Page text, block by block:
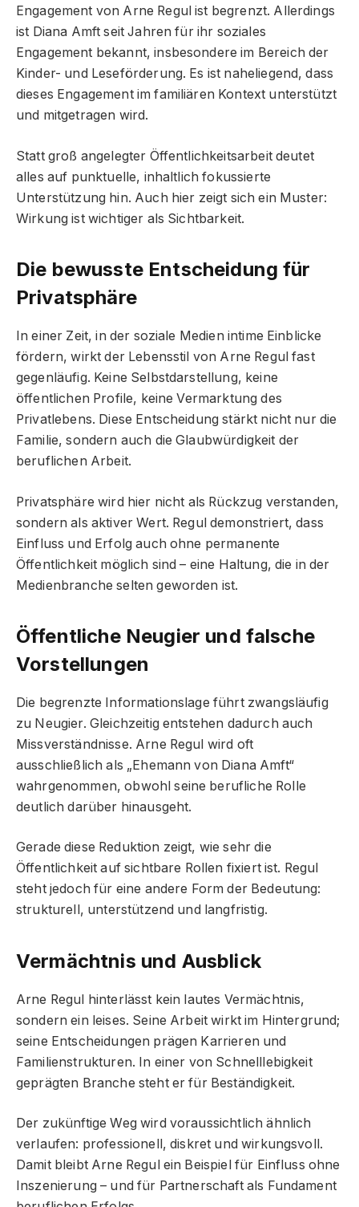
Engagement von Arne Regul ist begrenzt. Allerdings
ist Diana Amft seit Jahren für ihr soziales
Engagement bekannt, insbesondere im Bereich der
Kinder- und Leseförderung. Es ist naheliegend, dass
dieses Engagement im familiären Kontext unterstützt
und mitgetragen wird.
Statt groß angelegter Öffentlichkeitsarbeit deutet
alles auf punktuelle, inhaltlich fokussierte
Unterstützung hin. Auch hier zeigt sich ein Muster:
Wirkung ist wichtiger als Sichtbarkeit.
Die bewusste Entscheidung für
Privatsphäre
In einer Zeit, in der soziale Medien intime Einblicke
fördern, wirkt der Lebensstil von Arne Regul fast
gegenläufig. Keine Selbstdarstellung, keine
öffentlichen Profile, keine Vermarktung des
Privatlebens. Diese Entscheidung stärkt nicht nur die
Familie, sondern auch die Glaubwürdigkeit der
beruflichen Arbeit.
Privatsphäre wird hier nicht als Rückzug verstanden,
sondern als aktiver Wert. Regul demonstriert, dass
Einfluss und Erfolg auch ohne permanente
Öffentlichkeit möglich sind – eine Haltung, die in der
Medienbranche selten geworden ist.
Öffentliche Neugier und falsche
Vorstellungen
Die begrenzte Informationslage führt zwangsläufig
zu Neugier. Gleichzeitig entstehen dadurch auch
Missverständnisse. Arne Regul wird oft
ausschließlich als „Ehemann von Diana Amft“
wahrgenommen, obwohl seine berufliche Rolle
deutlich darüber hinausgeht.
Gerade diese Reduktion zeigt, wie sehr die
Öffentlichkeit auf sichtbare Rollen fixiert ist. Regul
steht jedoch für eine andere Form der Bedeutung:
strukturell, unterstützend und langfristig.
Vermächtnis und Ausblick
Arne Regul hinterlässt kein lautes Vermächtnis,
sondern ein leises. Seine Arbeit wirkt im Hintergrund;
seine Entscheidungen prägen Karrieren und
Familienstrukturen. In einer von Schnelllebigkeit
geprägten Branche steht er für Beständigkeit.
Der zukünftige Weg wird voraussichtlich ähnlich
verlaufen: professionell, diskret und wirkungsvoll.
Damit bleibt Arne Regul ein Beispiel für Einfluss ohne
Inszenierung – und für Partnerschaft als Fundament